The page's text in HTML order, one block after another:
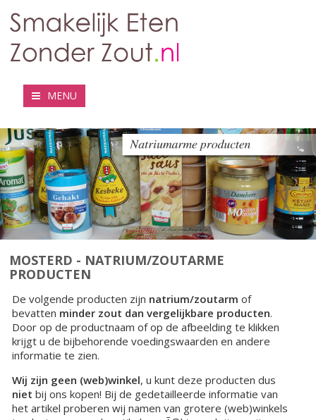
MENU
MOSTERD - NATRIUM/ZOUTARME
PRODUCTEN
De volgende producten zijn natrium/zoutarm of
bevatten minder zout dan vergelijkbare producten.
Door op de productnaam of op de afbeelding te klikken
krijgt u de bijbehorende voedingswaarden en andere
informatie te zien.
Wij zijn geen (web)winkel, u kunt deze producten dus
niet bij ons kopen! Bij de gedetailleerde informatie van
het artikel proberen wij namen van grotere (web)winkels